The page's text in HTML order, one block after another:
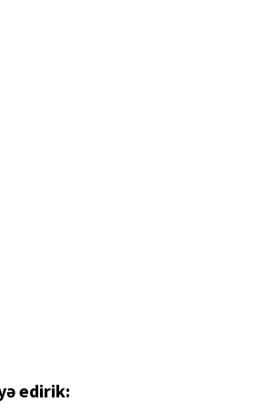
edirik: